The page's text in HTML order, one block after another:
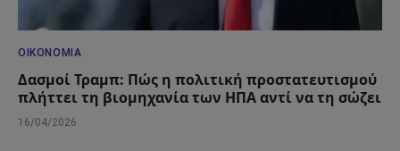
ΟΙΚΟΝΟΜΊΑ
Δασμοί Τραμπ: Πώς η πολιτική προστατευτισμού
πλήττει τη βιομηχανία των ΗΠΑ αντί να τη σώζει
16/04/2026